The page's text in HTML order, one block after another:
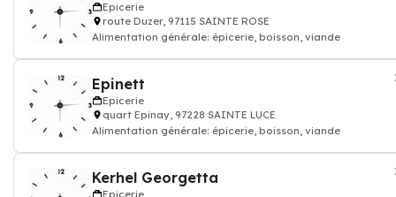
Epicerie
route Duzer, 97115 SAINTE ROSE
Alimentation générale: épicerie, boisson, viande
Epinett
Epicerie
quart Epinay, 97228 SAINTE LUCE
Alimentation générale: épicerie, boisson, viande
Kerhel Georgetta
Epicerie